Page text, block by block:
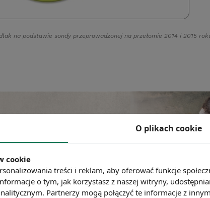
na podstawie sondy przeprowadzonej na przełomie 2014 i 2015
O plikach cookie
cookie
treści i reklam, aby oferować funkcje
o tym, jak korzystasz z naszej witryny,
Partnerzy mogą połączyć te informacje z